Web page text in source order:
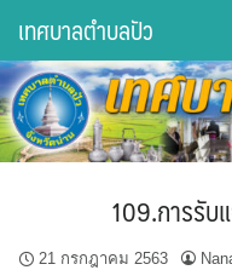
content
DWQA Ask Question
DWQA Questions
กองการศึกษา
เทศบาลตำบลปัว
109.การรับ
21 กรกฎาคม 2563